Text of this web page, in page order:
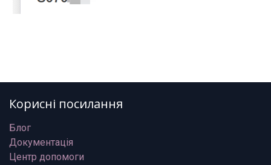
Корисні посилання
Блог
Документація
Центр допомоги